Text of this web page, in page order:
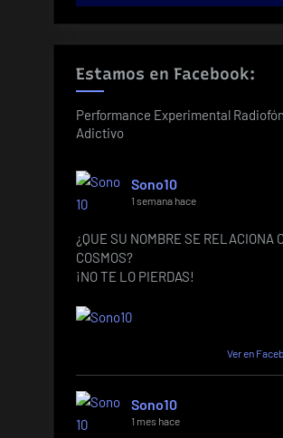
Estamos en Facebook:
Performance Experimental
Adictivo
Sono10
1 semana hace
¿QUE SU NOMBRE SE RELACIONA
COSMOS?
¡NO TE LO PIERDAS!
Ver en
Sono10
1 mes hace